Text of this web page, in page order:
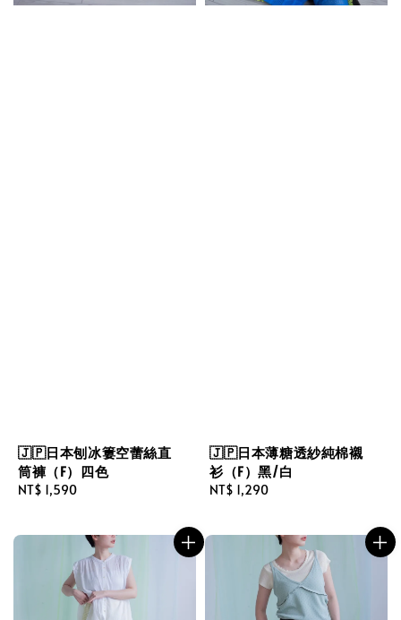
🇯🇵日本刨冰簍空蕾絲直
筒褲（F）四色
Regular
NT$ 1,590
🇯🇵日本薄糖透紗純棉襯
衫（F）黑/白
Regular
NT$ 1,290